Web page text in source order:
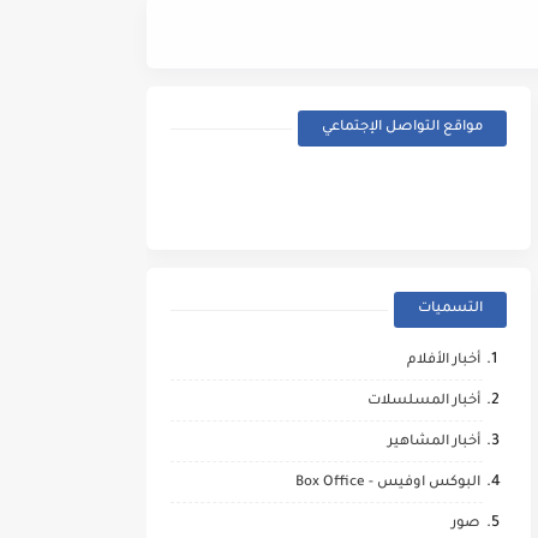
مواقع التواصل الإجتماعي
التسميات
أخبار الأفلام
أخبار المسلسلات
أخبار المشاهير
البوكس اوفيس - Box Office
صور